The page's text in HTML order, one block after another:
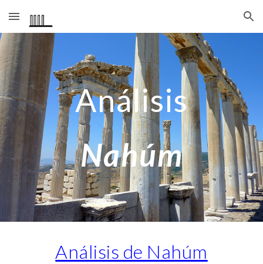
Skip to main content Skip to navigation
Análisis
Nahúm
Análisis de Nahúm